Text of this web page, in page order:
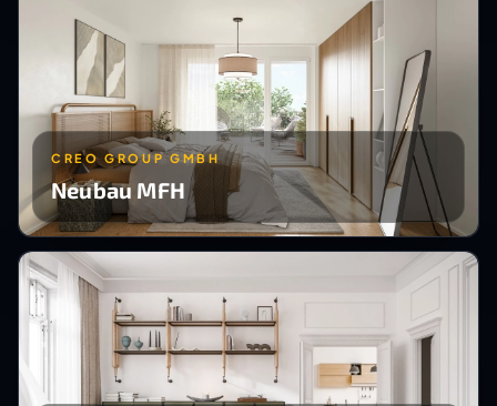
CREO GROUP GMBH
Neubau MFH